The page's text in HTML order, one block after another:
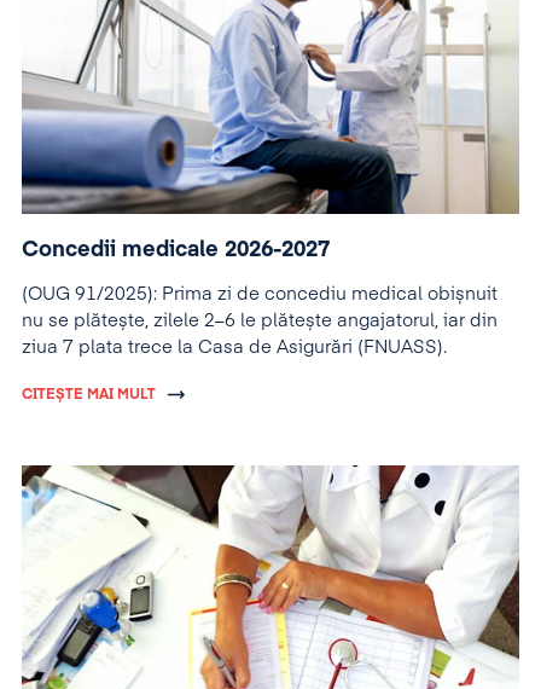
Concedii medicale 2026-2027
(OUG 91/2025): Prima zi de concediu medical obișnuit
nu se plătește, zilele 2–6 le plătește angajatorul, iar din
ziua 7 plata trece la Casa de Asigurări (FNUASS).
CITEȘTE MAI MULT